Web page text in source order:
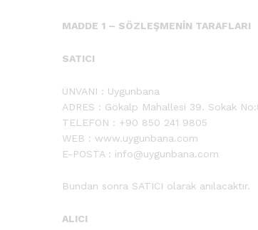
MADDE 1 – SÖZLEŞMENİN TARAFLARI
SATICI
ÜNVANI : Uygunbana
ADRES : Gökalp Mahallesi 39. Sokak
TELEFON : +90 850 241 9805
WEB : www.uygunbana.com
E-POSTA : info@uygunbana.com
Bundan sonra SATICI olarak anılacaktır.
ALICI